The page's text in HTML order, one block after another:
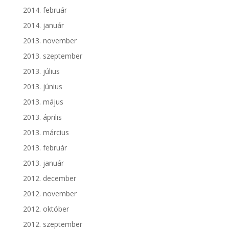
2014. február
2014. január
2013. november
2013. szeptember
2013. július
2013. június
2013. május
2013. április
2013. március
2013. február
2013. január
2012. december
2012. november
2012. október
2012. szeptember